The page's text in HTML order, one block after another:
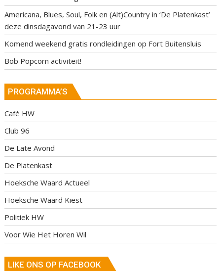
Americana, Blues, Soul, Folk en (Alt)Country in ‘De Platenkast’
deze dinsdagavond van 21-23 uur
Komend weekend gratis rondleidingen op Fort Buitensluis
Bob Popcorn activiteit!
PROGRAMMA’S
Café HW
Club 96
De Late Avond
De Platenkast
Hoeksche Waard Actueel
Hoeksche Waard Kiest
Politiek HW
Voor Wie Het Horen Wil
LIKE ONS OP FACEBOOK